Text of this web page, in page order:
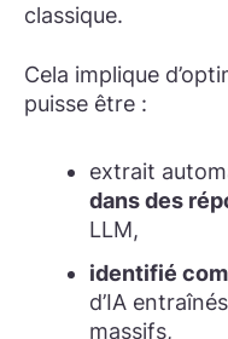
classique.
Cela implique
puisse être :
extrait
dans des
LLM,
identifié
d’IA
massifs,